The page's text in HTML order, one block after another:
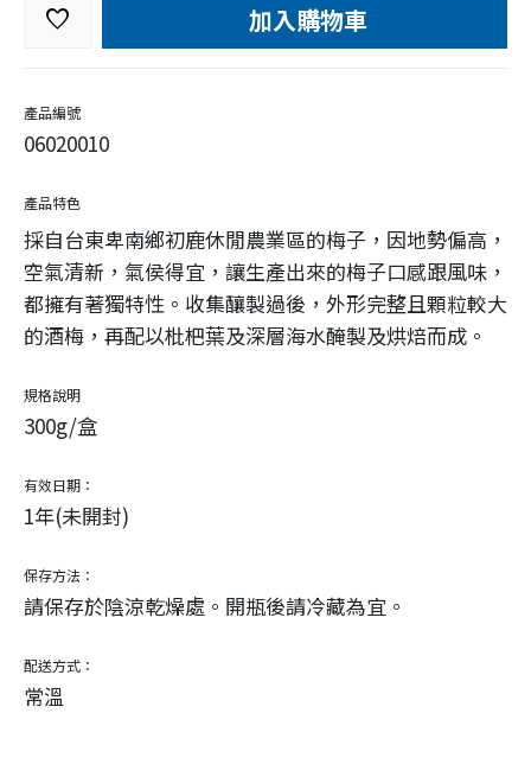
favorite 加入購物車
產品編號
06020010
產品特色
採自台東卑南鄉初鹿休閒農業區的梅子，因地勢偏高，
空氣清新，氣侯得宜，讓生產出來的梅子口感跟風味，
都擁有著獨特性。收集釀製過後，外形完整且顆粒較大
的酒梅，再配以枇杷葉及深層海水醃製及烘焙而成。
規格說明
300g/盒
有效日期：
1年(未開封)
保存方法：
請保存於陰涼乾燥處。開瓶後請冷藏為宜。
配送方式：
常溫